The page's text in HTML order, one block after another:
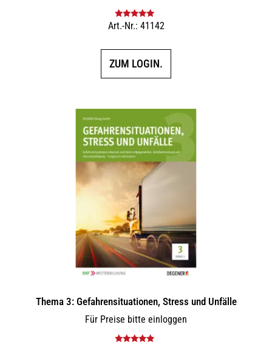
Bewertet mit
Art.-Nr.: 41142
ZUM LOGIN.
Thema 3: Gefahrensituationen, Stress und Unfälle
Für Preise bitte einloggen